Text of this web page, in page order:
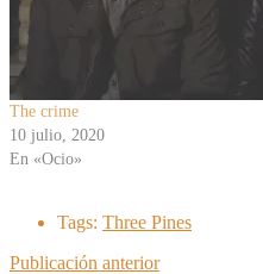
The crime
10 julio, 2020
En «Ocio»
Tags: Three Pines
Publicación anterior